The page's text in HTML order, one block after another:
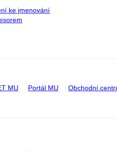
ke jmenování
MU Portál MU Obchodní